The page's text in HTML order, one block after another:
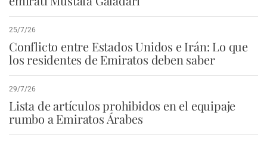
25/7/26
Conflicto entre Estados Unidos e Irán: Lo que
los residentes de Emiratos deben saber
29/7/26
Lista de artículos prohibidos en el equipaje
rumbo a Emiratos Árabes